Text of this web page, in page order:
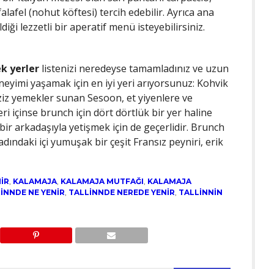
(nohut köftesi) tercih edebilir. Ayrıca ana
lezzetli bir aperatif menü isteyebilirsiniz.
yerlerlistenizi neredeyse tamamladınız ve uzun
yaşamak için en iyi yeri arıyorsunuz: Kohvik
yemekler sunan Sesoon, et yiyenlere ve
içinse brunch için dört dörtlük bir yer haline
arkadaşıyla yetişmek için de geçerlidir. Brunch
içi yumuşak bir çeşit Fransız peyniri, erik
KALAMAJA, KALAMAJA MUTFAĞI KALAMAJA
NE YENIR TALLINNDE NEREDE YENIR TALLINNIN